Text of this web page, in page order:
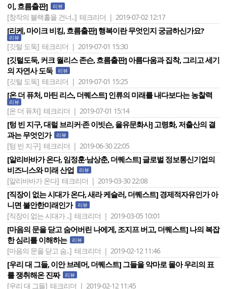
이, 흐름출판]
리뷰
[창작의 블랙홀을 건너..] 테크리더 | 2019-07-02 12:17
[리케, 마이크 비킹, 흐름출판] 행복이란 무엇인지 궁금하신가요?
리뷰
[깃털 도둑] 테크리더 | 2019-07-01 15:30
[깃털도둑, 커크 월리스 존슨, 흐름출판] 아름다움과 집착, 그리고 세기
의 자연사 도둑
리뷰
[깃털 도둑] 테크리더 | 2019-07-01 15:25
[온 더 퓨처, 마틴 리스, 더퀘스트] 인류의 미래를 내다보다는 농찰력
리뷰
[온 더 퓨처] 테크리더 | 2019-07-01 15:14
[텅 빈 지구, 대럴 브리커·존 이빗슨, 을유문화사] 고령화, 저출산의 결
과는 무엇인가
리뷰
[텅 빈 지구] 테크리더 | 2019-06-30 22:05
[알리바바가 온다, 임정훈·남상춘, 더퀘스트] 글로벌 정보통신기업의
비즈니스와 미래 산업
리뷰
[알리바바가 온다] 테크리더 | 2019-03-30 22:08
[직장이 없는 시대가 온다, 새라 케슬러, 더퀘스트] 경제적자유인가 아
니면 불안한미래인가
리뷰
[직장이 없는 시대가 ..] 테크리더 | 2019-03-05 10:01
[마음의 문을 닫고 숨어버린 나에게, 조지프 버고, 더퀘스트] 나의 복잡
한 심리를 이해하는
리뷰
[마음의 문을 닫고 숨..] 테크리더 | 2019-02-12 11:46
[우리 대 그들, 이안 브레머, 더퀘스트] 그들을 악마로 몰아 우리의 표
를 쟁취해온 진짜
리뷰
[우리 대 그들] 테크리더 | 2019-02-12 11:45